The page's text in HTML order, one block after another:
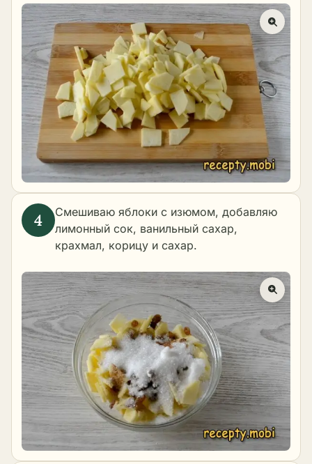
Смешиваю яблоки с изюмом, добавляю
лимонный сок, ванильный сахар,
крахмал, корицу и сахар.